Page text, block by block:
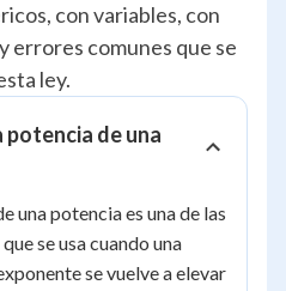
con variables, con
errores comunes que se
ley.
potencia de una
una potencia es una de las
se usa cuando una
se vuelve a elevar